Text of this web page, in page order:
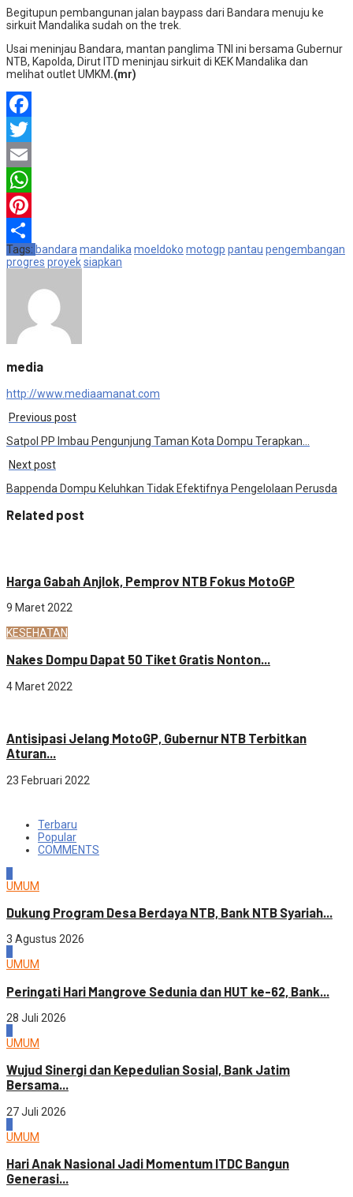
Begitupun pembangunan jalan baypass dari Bandara menuju ke
sirkuit Mandalika sudah on the trek.
Usai meninjau Bandara, mantan panglima TNI ini bersama Gubernur
NTB, Kapolda, Dirut ITD meninjau sirkuit di KEK Mandalika dan
melihat outlet UMKM.(mr)
Facebook
Twitter
Email
WhatsApp
Pinterest
Share
Tags: bandara mandalika moeldoko motogp pantau pengembangan
progres proyeksiapkan
media
http://www.mediaamanat.com
Previous post
Satpol PP Imbau Pengunjung Taman Kota Dompu Terapkan…
Next post
Bappenda Dompu Keluhkan Tidak Efektifnya Pengelolaan Perusda
Related post
Harga Gabah Anjlok, Pemprov NTB Fokus MotoGP
9 Maret 2022
KESEHATAN
Nakes Dompu Dapat 50 Tiket Gratis Nonton...
4 Maret 2022
Antisipasi Jelang MotoGP, Gubernur NTB Terbitkan
Aturan...
23 Februari 2022
Terbaru
Popular
COMMENTS
UMUM
Dukung Program Desa Berdaya NTB, Bank NTB Syariah...
3 Agustus 2026
UMUM
Peringati Hari Mangrove Sedunia dan HUT ke-62, Bank...
28 Juli 2026
UMUM
Wujud Sinergi dan Kepedulian Sosial, Bank Jatim
Bersama...
27 Juli 2026
UMUM
Hari Anak Nasional Jadi Momentum ITDC Bangun
Generasi...